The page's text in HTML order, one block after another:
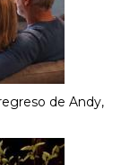
de Andy,